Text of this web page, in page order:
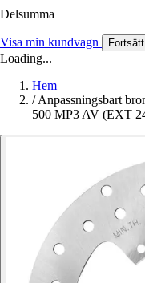
Delsumma
Visa min kundvagn
Loading...
Hem
/ Anpassningsbart
500 MP3 AV (EXT